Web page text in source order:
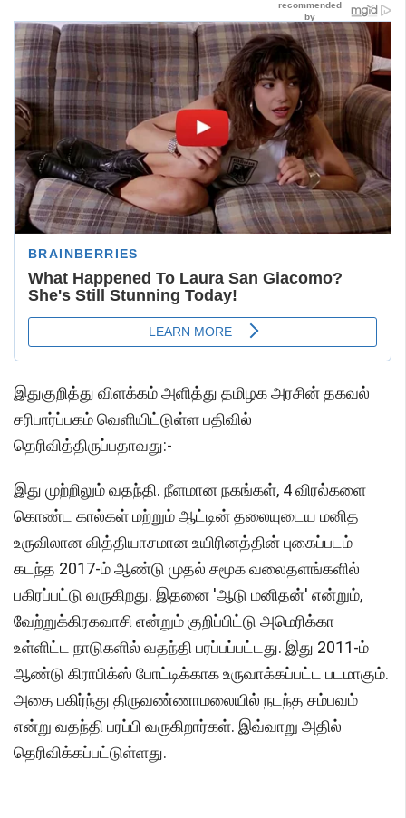
இதுகுறித்து விளக்கம் அளித்து தமிழக அரசின் தகவல்
சரிபார்ப்பகம் வெளியிட்டுள்ள பதிவில்
தெரிவித்திருப்பதாவது:-
இது முற்றிலும் வதந்தி. நீளமான நகங்கள், 4 விரல்களை
கொண்ட கால்கள் மற்றும் ஆட்டின் தலையுடைய மனித
உருவிலான வித்தியாசமான உயிரினத்தின் புகைப்படம்
கடந்த 2017-ம் ஆண்டு முதல் சமூக வலைதளங்களில்
பகிரப்பட்டு வருகிறது. இதனை 'ஆடு மனிதன்' என்றும்,
வேற்றுக்கிரகவாசி என்றும் குறிப்பிட்டு அமெரிக்கா
உள்ளிட்ட நாடுகளில் வதந்தி பரப்பப்பட்டது. இது 2011-ம்
ஆண்டு கிராபிக்ஸ் போட்டிக்காக உருவாக்கப்பட்ட படமாகும்.
அதை பகிர்ந்து திருவண்ணாமலையில் நடந்த சம்பவம்
என்று வதந்தி பரப்பி வருகிறார்கள். இவ்வாறு அதில்
தெரிவிக்கப்பட்டுள்ளது.